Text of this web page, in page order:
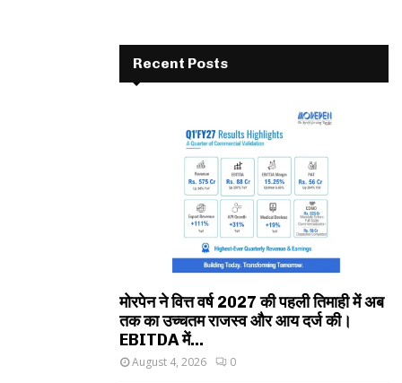
Recent Posts
मोरपेन ने वित्त वर्ष 2027 की पहली तिमाही में अब
तक का उच्चतम राजस्व और आय दर्ज की।
EBITDA में...
August 4, 2026 0